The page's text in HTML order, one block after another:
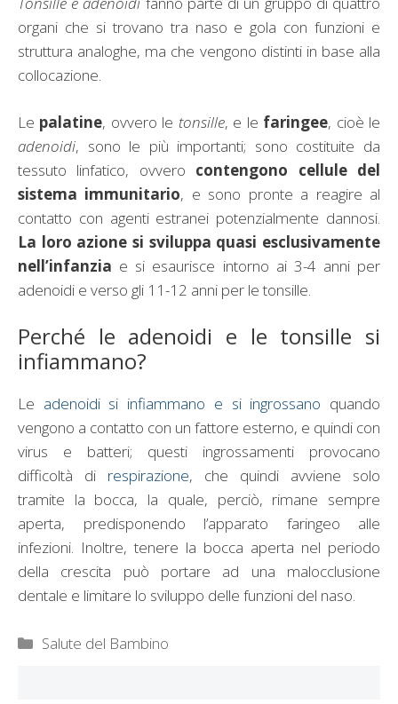
organi che si trovano tra naso e gola con funzioni e
struttura analoghe, ma che vengono distinti in base alla
collocazione.
Le palatine, ovvero le tonsille, e le faringee, cioè le
adenoidi, sono le più importanti; sono costituite da
tessuto linfatico, ovvero contengono cellule del
sistema immunitario, e sono pronte a reagire al
contatto con agenti estranei potenzialmente dannosi.
La loro azione si sviluppa quasi esclusivamente
nell’infanzia e si esaurisce intorno ai 3-4 anni per
adenoidi e verso gli 11-12 anni per le tonsille.
Perché le adenoidi e le tonsille si
infiammano?
Le adenoidi si infiammano e si ingrossano quando
vengono a contatto con un fattore esterno, e quindi con
virus e batteri; questi ingrossamenti provocano
difficoltà di respirazione, che quindi avviene solo
tramite la bocca, la quale, perciò, rimane sempre
aperta, predisponendo l’apparato faringeo alle
infezioni. Inoltre, tenere la bocca aperta nel periodo
della crescita può portare ad una malocclusione
dentale e limitare lo sviluppo delle funzioni del naso.
Categorie
Salute del Bambino